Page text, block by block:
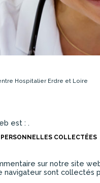
Hospitalier Erdre et Loire
est : .
COLLECTÉES
sur notre site
navigateur sont collectés